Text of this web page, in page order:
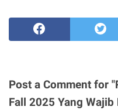
Post a Comment for
Fall 2025 Yang Wajib